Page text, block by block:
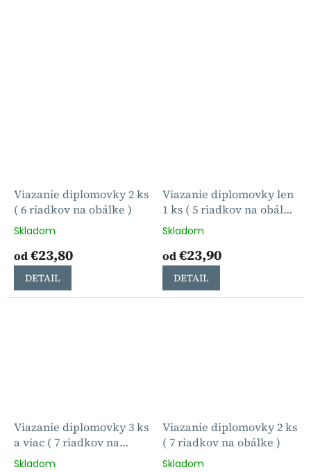
Viazanie diplomovky 2 ks
( 6 riadkov na obálke )
Skladom
od€23,80
DETAIL
Viazanie diplomovky len
1 ks ( 5 riadkov na obálke
)
Skladom
od€23,90
DETAIL
Viazanie diplomovky 3 ks
a viac ( 7 riadkov na
obálke )
Skladom
Viazanie diplomovky 2 ks
( 7 riadkov na obálke )
Skladom